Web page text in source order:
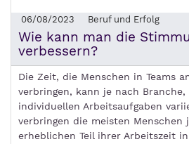
06/08/2023 Beruf und Erfolg
Wie kann man die
verbessern?
Die Zeit, die Menschen in Teams
verbringen, kann je nach
individuellen Arbeitsaufgaben
verbringen die meisten Menschen
erheblichen Teil ihrer Arbeitszeit in